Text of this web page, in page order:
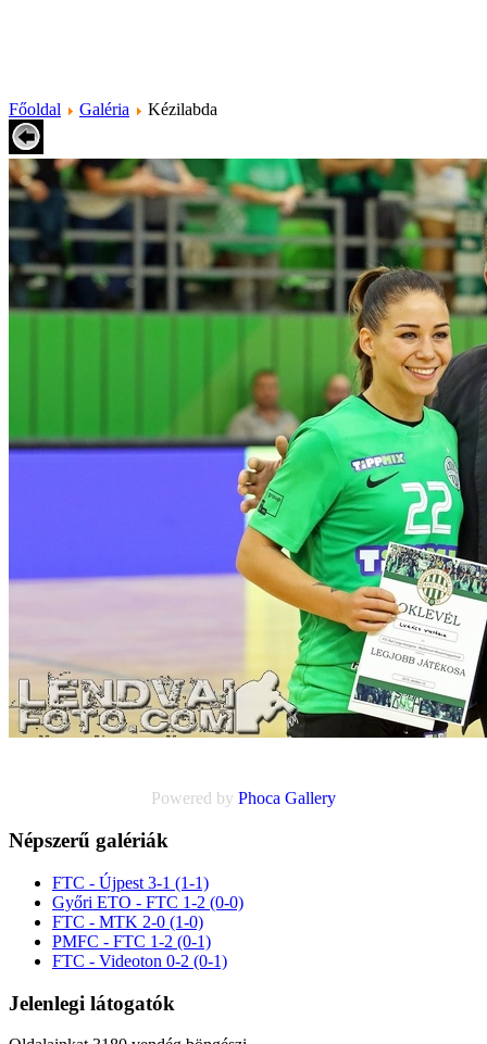
Főoldal Galéria Kézilabda
Powered by Phoca Gallery
Népszerű galériák
FTC - Újpest 3-1 (1-1)
Győri ETO - FTC 1-2 (0-0)
FTC - MTK 2-0 (1-0)
PMFC - FTC 1-2 (0-1)
FTC - Videoton 0-2 (0-1)
Jelenlegi látogatók